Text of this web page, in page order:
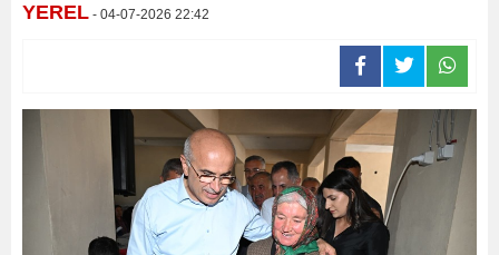
YEREL - 04-07-2026 22:42